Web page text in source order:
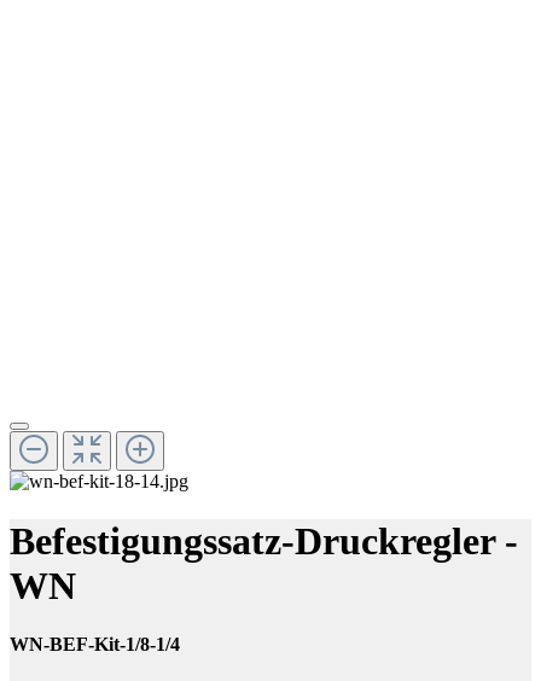
Befestigungssatz-Druckregler -
WN
WN-BEF-Kit-1/8-1/4